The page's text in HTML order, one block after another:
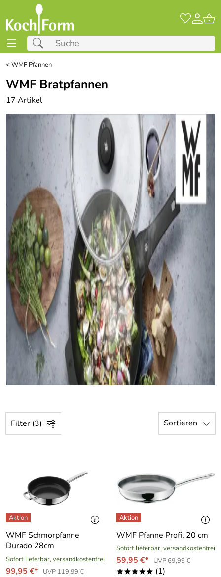
<WMF Pfannen
WMF Bratpfannen
17 Artikel
Filter (3) Sortieren
WMF Schmorpfanne
Durado 28cm
Sofort lieferbar, versandkostenfrei
99,95 €* UVP 119,99 €
WMF Pfanne Profi, 20 cm
Sofort lieferbar, versandkostenfrei
59,95 €* UVP 69,99 €
***** (1)